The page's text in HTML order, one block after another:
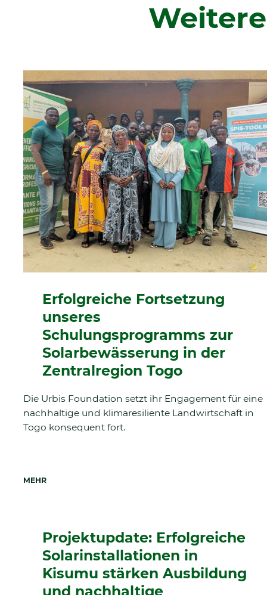
Erfolgreiche Fortsetzung
unseres
Schulungsprogramms zur
Solarbewässerung in der
Zentralregion Togo
Die Urbis Foundation setzt ihr Engagement für eine
nachhaltige und klimaresiliente Landwirtschaft in
Togo konsequent fort.
MEHR
Projektupdate: Erfolgreiche
Solarinstallationen in
Kisumu stärken Ausbildung
und nachhaltige